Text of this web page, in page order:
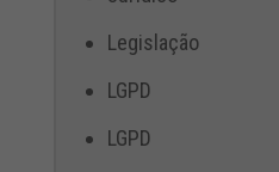
Legislação
LGPD
LGPD